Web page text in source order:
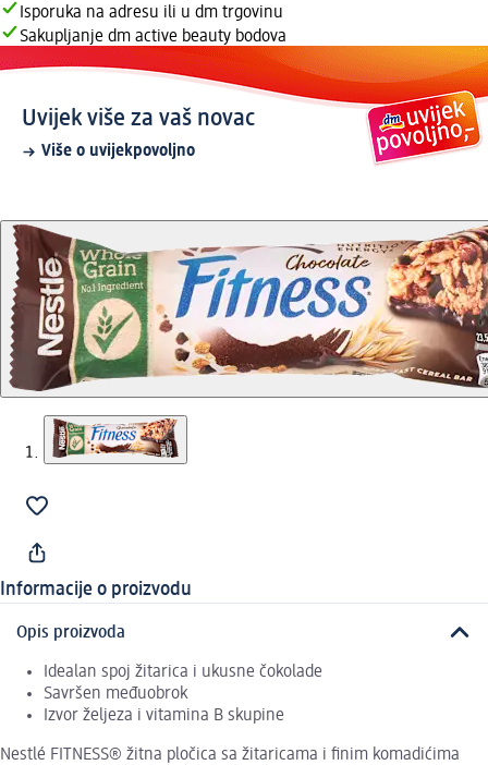
Isporuka na adresu ili u dm trgovinu
Sakupljanje dm active beauty bodova
Uvijek više za vaš novac
Više o uvijekpovoljno
Informacije o proizvodu
Opis proizvoda
Idealan spoj žitarica i ukusne čokolade
Savršen međuobrok
Izvor željeza i vitamina B skupine
Nestlé FITNESS® žitna pločica sa žitaricama i finim komadićima